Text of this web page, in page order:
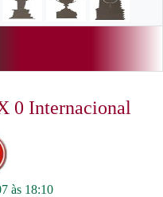
0 Internacional
às 18:10